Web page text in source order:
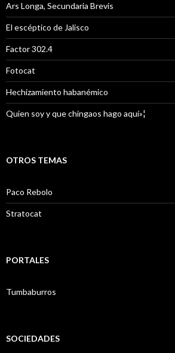
Ars Longa, Secundaria Brevis
El escéptico de Jalisco
Factor 302.4
Fotocat
Hechizamiento habanémico
Quien soy y que chingaos hago aquí»¦
OTROS TEMAS
Paco Rebolo
Stratocat
PORTALES
Tumbaburros
SOCIEDADES